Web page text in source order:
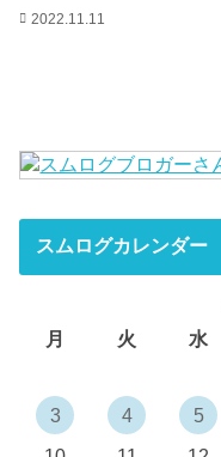
2022.11.11
スムログカレンダー
月
火 水
3
4 5